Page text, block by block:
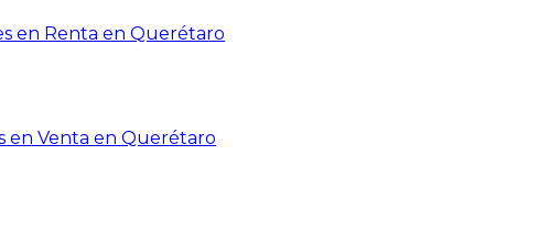
en Renta en Querétaro
en Venta en Querétaro